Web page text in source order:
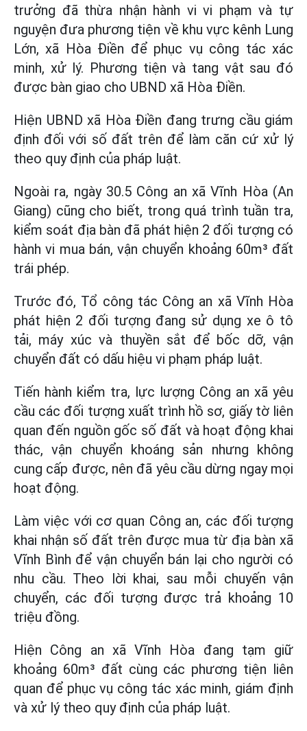
trưởng đã thừa nhận hành vi vi phạm và tự
nguyện đưa phương tiện về khu vực kênh Lung
Lớn, xã Hòa Điền để phục vụ công tác xác
minh, xử lý. Phương tiện và tang vật sau đó
được bàn giao cho UBND xã Hòa Điền.
Hiện UBND xã Hòa Điền đang trưng cầu giám
định đối với số đất trên để làm căn cứ xử lý
theo quy định của pháp luật.
Ngoài ra, ngày 30.5 Công an xã Vĩnh Hòa (An
Giang) cũng cho biết, trong quá trình tuần tra,
kiểm soát địa bàn đã phát hiện 2 đối tượng có
hành vi mua bán, vận chuyển khoảng 60m³ đất
trái phép.
Trước đó, Tổ công tác Công an xã Vĩnh Hòa
phát hiện 2 đối tượng đang sử dụng xe ô tô
tải, máy xúc và thuyền sắt để bốc dỡ, vận
chuyển đất có dấu hiệu vi phạm pháp luật.
Tiến hành kiểm tra, lực lượng Công an xã yêu
cầu các đối tượng xuất trình hồ sơ, giấy tờ liên
quan đến nguồn gốc số đất và hoạt động khai
thác, vận chuyển khoáng sản nhưng không
cung cấp được, nên đã yêu cầu dừng ngay mọi
hoạt động.
Làm việc với cơ quan Công an, các đối tượng
khai nhận số đất trên được mua từ địa bàn xã
Vĩnh Bình để vận chuyển bán lại cho người có
nhu cầu. Theo lời khai, sau mỗi chuyến vận
chuyển, các đối tượng được trả khoảng 10
triệu đồng.
Hiện Công an xã Vĩnh Hòa đang tạm giữ
khoảng 60m³ đất cùng các phương tiện liên
quan để phục vụ công tác xác minh, giám định
và xử lý theo quy định của pháp luật.